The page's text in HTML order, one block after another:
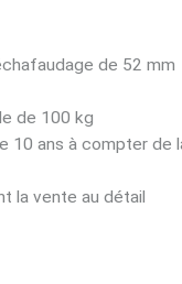
de 52 mm
de 100 kg
10 ans à compter
la vente au détail